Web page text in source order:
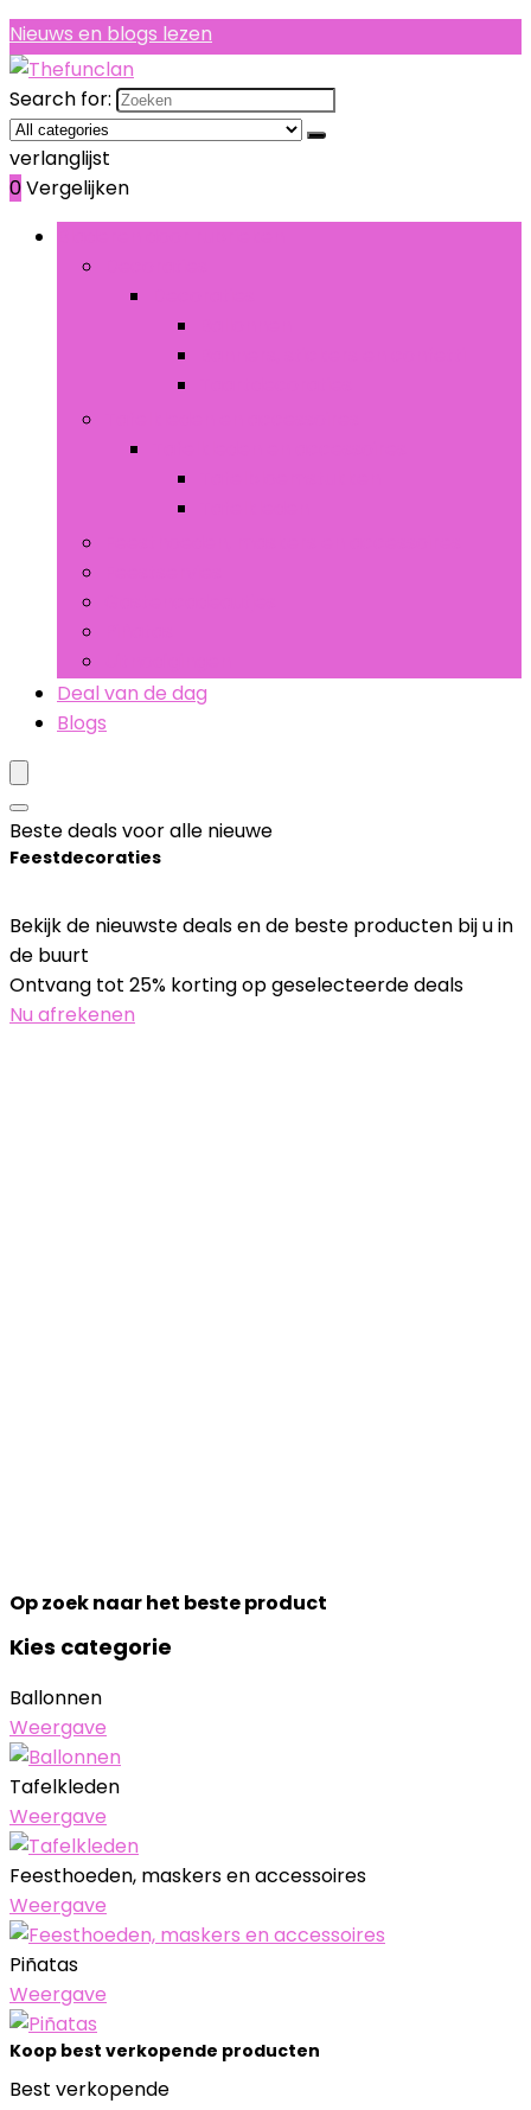
Nieuws en blogs lezen
Search for:
verlanglijst
0Vergelijken
Deal van de dag
Blogs
Beste deals voor alle nieuwe
Feestdecoraties
Bekijk de nieuwste deals en de beste producten bij u in
de buurt
Ontvang tot 25% korting op geselecteerde deals
Nu afrekenen
Op zoek naar het beste product
Kies categorie
Ballonnen
Weergave
Tafelkleden
Weergave
Feesthoeden, maskers en accessoires
Weergave
Piñatas
Weergave
Koop best verkopende producten
Best verkopende